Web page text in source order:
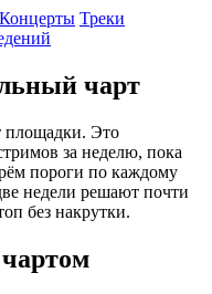
Концерты Треки
чарт
площадки. Это
за неделю, пока
пороги по каждому
недели решают почти
без накрутки.